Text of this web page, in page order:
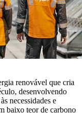
renovável que cria
desenvolvendo
necessidades e
baixo teor de carbono